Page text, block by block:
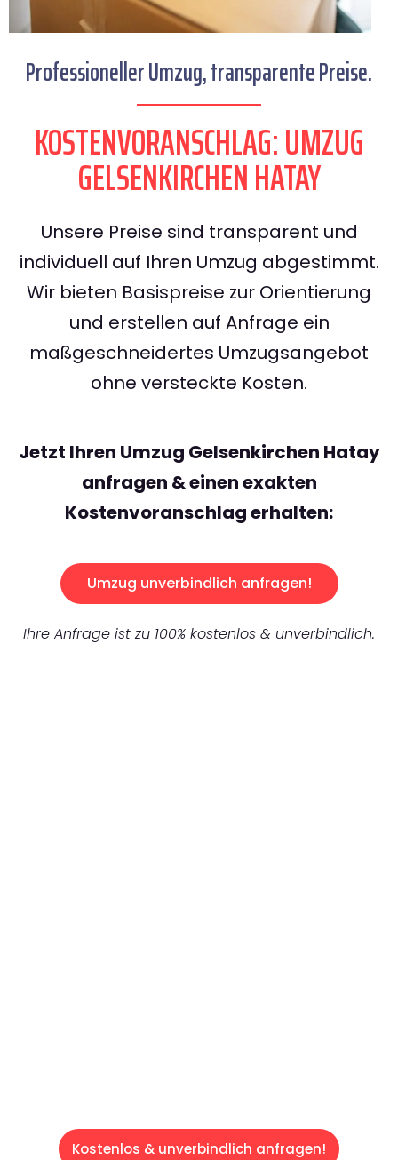
Professioneller Umzug, transparente Preise.
KOSTENVORANSCHLAG: UMZUG
GELSENKIRCHEN HATAY
Unsere Preise sind transparent und
individuell auf Ihren Umzug abgestimmt.
Wir bieten Basispreise zur Orientierung
und erstellen auf Anfrage ein
maßgeschneidertes Umzugsangebot
ohne versteckte Kosten.
Jetzt Ihren Umzug Gelsenkirchen Hatay
anfragen & einen exakten
Kostenvoranschlag erhalten:
Umzug unverbindlich anfragen!
Ihre Anfrage ist zu 100% kostenlos & unverbindlich.
Kostenlos & unverbindlich anfragen!